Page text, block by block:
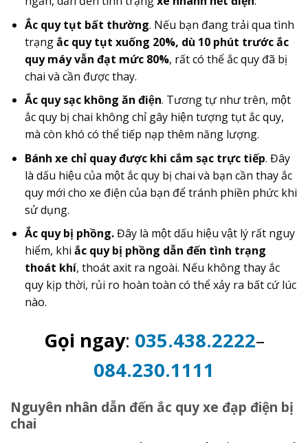
Ắc quy tụt bất thường. Nếu bạn đang trải qua tình
trạngắc quy tụt xuống 20%, dù 10 phút trước ắc
quy máy vẫn đạt mức 80%, rất có thể ắc quy đã bị
chai và cần được thay.
Ắc quy sạc không ăn điện. Tương tự như trên, một
ắc quy bị chai không chỉ gây hiện tượng tụt ắc quy,
mà còn khó có thể tiếp nạp thêm năng lượng.
Bánh xe chỉ quay được khi cắm sạc trực tiếp. Đây
là dấu hiệu của một ắc quy bị chai và bạn cần thay ắc
quy mới cho xe điện của bạn để tránh phiền phức khi
sử dụng.
Ắc quy bị phồng.Đây là một dấu hiệu vật lý rất nguy
hiểm, khi ắc quy bị phồng dẫn đến tình trạng
thoát khí, thoát axit ra ngoài. Nếu không thay ắc
quy kịp thời, rủi ro hoàn toàn có thể xảy ra bất cứ lúc
nào.
Gọi ngay: 035.438.2222–
084.230.1111
Nguyên nhân dẫn đến ắc quy xe đạp điện bị
chai